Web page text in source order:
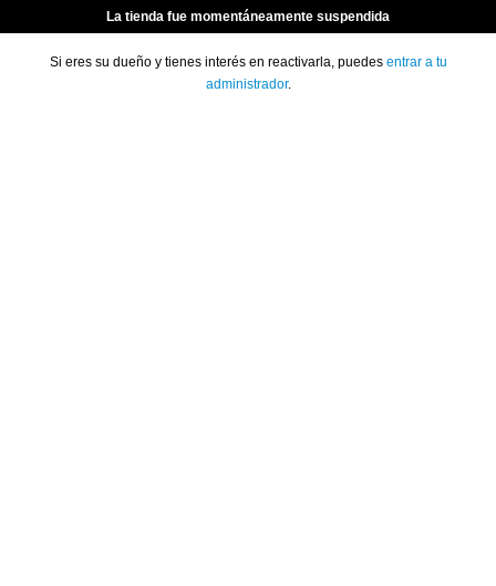
La tienda fue momentáneamente suspendida
Si eres su dueño y tienes interés en reactivarla, puedes entrar a tu
administrador.